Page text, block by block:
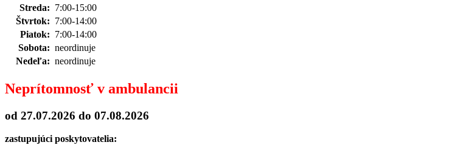
Streda: 7:00-15:00
Štvrtok: 7:00-14:00
Piatok: 7:00-14:00
Sobota: neordinuje
Nedeľa: neordinuje
Neprítomnosť v ambulancii
od 27.07.2026 do 07.08.2026
zastupujúci poskytovatelia: